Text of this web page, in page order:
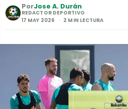
PorJose A. Durán
REDACTOR DEPORTIVO
17 MAY 2026
2 MIN LECTURA